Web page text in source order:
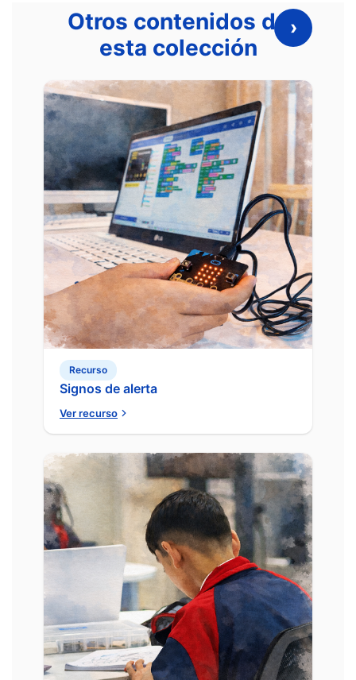
Otros contenidos de
esta colección
›
Recurso
Signos de alerta
Ver recurso